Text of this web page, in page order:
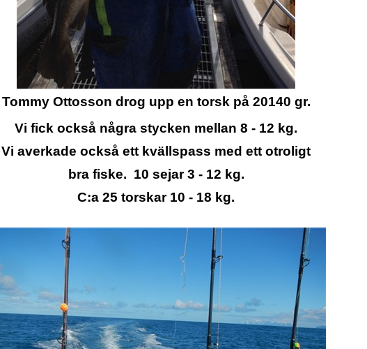
Tommy Ottosson drog upp en torsk på 20140 gr.
Vi fick också några stycken mellan 8 - 12 kg.
Vi averkade också ett kvällspass med ett otroligt
bra fiske. 10 sejar 3 - 12 kg.
C:a 25 torskar 10 - 18 kg.